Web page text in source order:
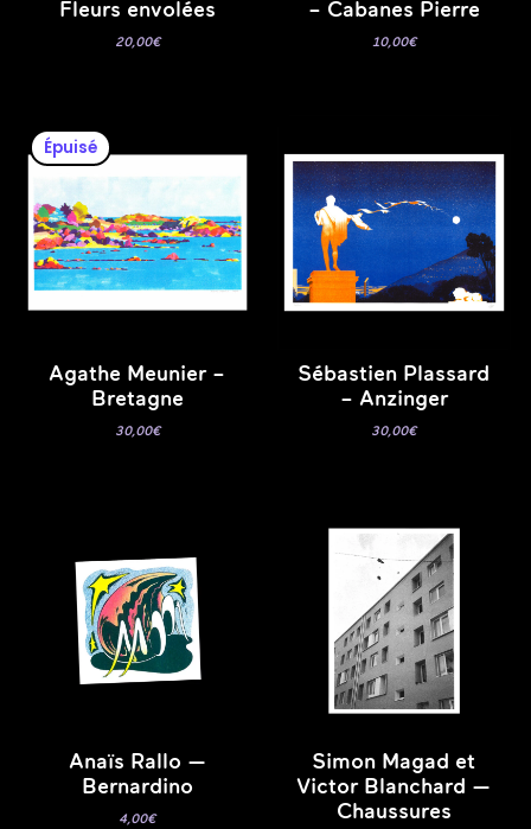
Fleurs envolées
20,00€
– Cabanes Pierre
10,00€
Épuisé
Agathe Meunier –
Bretagne
30,00€
Sébastien Plassard
– Anzinger
30,00€
Anaïs Rallo —
Bernardino
4,00€
Simon Magad et
Victor Blanchard —
Chaussures